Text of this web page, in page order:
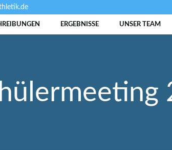
ERGEBNISSE UNSER TEAM